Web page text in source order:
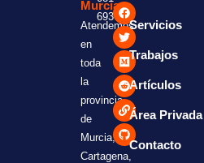
Murcia.
Atendemos
en
toda
la
provincia
de
Murcia,
Cartagena,
693
Servicios
Trabajos
Artículos
Área Privada
Contacto